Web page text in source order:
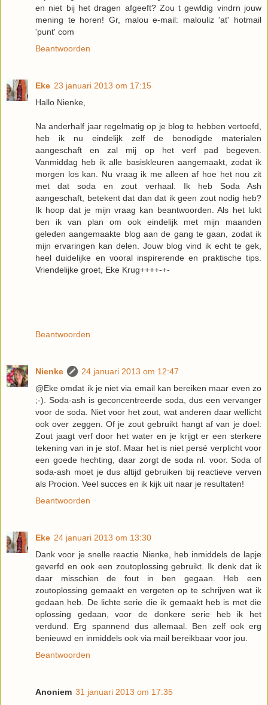
en niet bij het dragen afgeeft? Zou t gewldig vindrn jouw
mening te horen! Gr, malou e-mail: malouliz 'at' hotmail
'punt' com
Beantwoorden
Eke 23 januari 2013 om 17:15
Hallo Nienke,
Na anderhalf jaar regelmatig op je blog te hebben vertoefd,
heb ik nu eindelijk zelf de benodigde materialen
aangeschaft en zal mij op het verf pad begeven.
Vanmiddag heb ik alle basiskleuren aangemaakt, zodat ik
morgen los kan. Nu vraag ik me alleen af hoe het nou zit
met dat soda en zout verhaal. Ik heb Soda Ash
aangeschaft, betekent dat dan dat ik geen zout nodig heb?
Ik hoop dat je mijn vraag kan beantwoorden. Als het lukt
ben ik van plan om ook eindelijk met mijn maanden
geleden aangemaakte blog aan de gang te gaan, zodat ik
mijn ervaringen kan delen. Jouw blog vind ik echt te gek,
heel duidelijke en vooral inspirerende en praktische tips.
Vriendelijke groet, Eke Krug++++-+-
Beantwoorden
Nienke
24 januari 2013 om 12:47
@Eke omdat ik je niet via email kan bereiken maar even zo
;-). Soda-ash is geconcentreerde soda, dus een vervanger
voor de soda. Niet voor het zout, wat anderen daar wellicht
ook over zeggen. Of je zout gebruikt hangt af van je doel:
Zout jaagt verf door het water en je krijgt er een sterkere
tekening van in je stof. Maar het is niet persé verplicht voor
een goede hechting, daar zorgt de soda nl. voor. Soda of
soda-ash moet je dus altijd gebruiken bij reactieve verven
als Procion. Veel succes en ik kijk uit naar je resultaten!
Beantwoorden
Eke 24 januari 2013 om 13:30
Dank voor je snelle reactie Nienke, heb inmiddels de lapje
geverfd en ook een zoutoplossing gebruikt. Ik denk dat ik
daar misschien de fout in ben gegaan. Heb een
zoutoplossing gemaakt en vergeten op te schrijven wat ik
gedaan heb. De lichte serie die ik gemaakt heb is met die
oplossing gedaan, voor de donkere serie heb ik het
verdund. Erg spannend dus allemaal. Ben zelf ook erg
benieuwd en inmiddels ook via mail bereikbaar voor jou.
Beantwoorden
Anoniem 31 januari 2013 om 17:35